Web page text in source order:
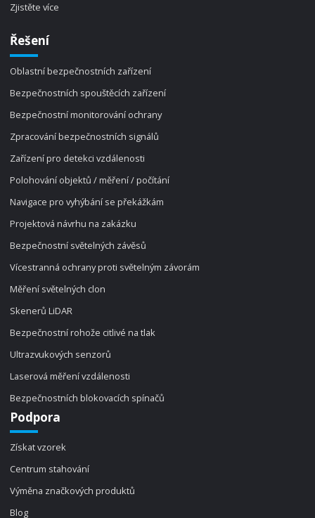
Zjistěte více
Řešení
Oblastní bezpečnostních zařízení
Bezpečnostních spouštěcích zařízení
Bezpečnostní monitorování ochrany
Zpracování bezpečnostních signálů
Zařízení pro detekci vzdálenosti
Polohování objektů / měření / počítání
Navigace pro vyhýbání se překážkám
Projektová návrhu na zakázku
Bezpečnostní světelných závěsů
Vícestranná ochrany proti světelným závorám
Měření světelných clon
Skenerů LiDAR
Bezpečnostní rohože citlivé na tlak
Ultrazvukových senzorů
Laserová měření vzdálenosti
Bezpečnostních blokovacích spínačů
Podpora
Získat vzorek
Centrum stahování
Výměna značkových produktů
Blog